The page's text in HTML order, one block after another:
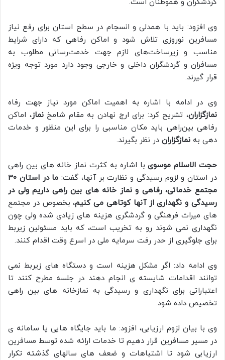
گردشگران و هموطنان است.
وی افزود: باید با همدلی و انسجام در سطح استان برای رفع نیاز
مسافرین نوروزی تلاش شود و اماکن رفاهی که دارای شرایط
مناسب و زیرساخت‌های لازم جهت خدمت‌رسانی مطلوب به
مسافران و گردشگران داخلی و خارجی وجود دارد مورد توجه ویژه
قرار گیرند.
وی در ادامه با اشاره به اهمیت اماکن مورد نیاز جهت رفاه
نمازگزاران، تشریح کرد: برای ارج نهادن به مقام شامخنماز، اماکن
رفاهی بین‌راهی باید مکان مناسبی را برای این منظور و خدمات
دهی به نمازگزاران در نظر بگیرند.
حجت الاسلام موسویبا اشاره به کثرت نماز خانه های بین راهی
در استان و لزوم رسیدگی و نظارت بر آنها، گفت:
ما در استان 30
مجتمع خدماتی، رفاهی و نماز خانه های بین راهی داریم ولی در
رسیدگی و نگهداری از آنها کوتاهی می کنیم، بخصوص در مجتمع
های میراث فرهنگی و گردشگری هزینه های زیادی شده ولی چون
نگهداری نمی شوند رو به تخریب است، که باید مسئولین زیربط
برای جلوگیری از حدر رفت سرمایه ملی در اسرع وقت اقدام کنند.
وی ادامه داد: اگر مشکل هزینه است و دستگاه های زیربط نمی
توانند اقدامات شایسته ی انجام دهند در جلسه مطرح کنند تا
اعتباراتی برای نگهداری و رسیدگی به نمازخانه های بین راهی
تخصیص داده شود.
وی با بیان لزوم ارزیابی، افزود: ما باید جایگاه هایی یا سامانه ی
در مسیر مسافرین قرار دهیم تا خدمات ارائه شده توسط مسافرین
ارزیابی شود تا اشتباهات و ضعف های سالهای گذشته تکرار